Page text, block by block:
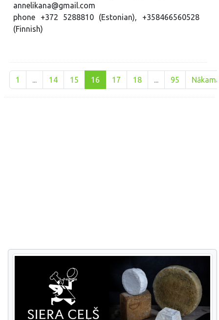
annelikana@gmail.com
phone +372 5288810 (Estonian), +358466560528
(Finnish)
1 14 15 16 17 18 95